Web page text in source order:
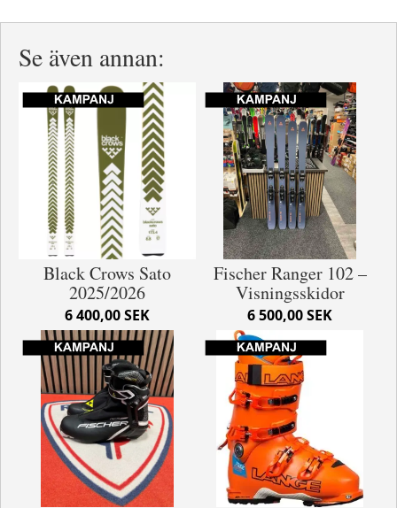
Se även annan:
Black Crows Sato
2025/2026
6 400,00 SEK
Fischer Ranger 102 –
Visningsskidor
6 500,00 SEK